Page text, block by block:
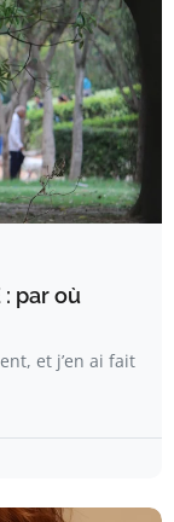
par où
et j’en ai fait